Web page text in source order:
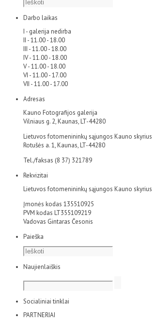
Darbo laikas
I - galerija nedirba
II - 11.00 - 18.00
III - 11.00 - 18.00
IV - 11.00 - 18.00
V - 11.00 - 18.00
VI - 11.00 - 17.00
VII - 11.00 - 17.00
Adresas
Kauno Fotografijos galerija
Vilniaus g. 2, Kaunas, LT-44280
Lietuvos fotomenininkų sąjungos Kauno skyrius
Rotušės a. 1, Kaunas, LT-44280
Tel./faksas (8 37) 321789
Rekvizitai
Lietuvos fotomenininkų sąjungos Kauno skyrius
Įmonės kodas 135510925
PVM kodas LT355109219
Vadovas Gintaras Česonis
Paieška
Naujienlaiškis
Socialiniai tinklai
PARTNERIAI